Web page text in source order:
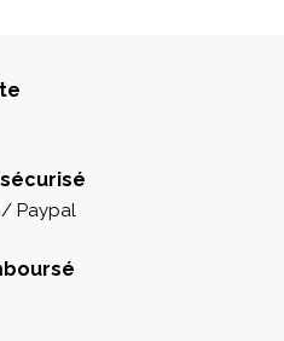
Paypal